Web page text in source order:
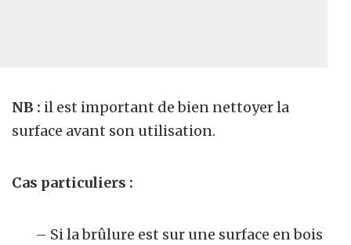
NB : il est important de bien nettoyer la
surface avant son utilisation.
Cas particuliers :
– Si la brûlure est sur une surface en bois